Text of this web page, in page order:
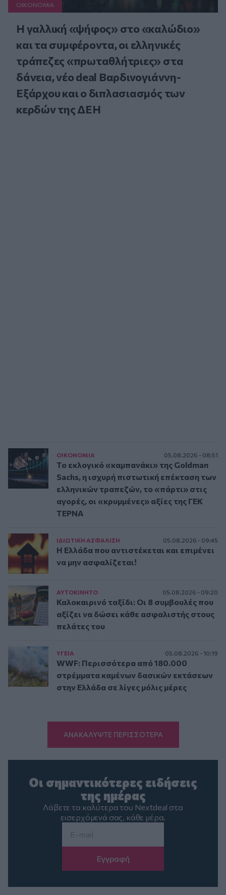
ΟΙΚΟΝΟΜΙΑ
Η γαλλική «ψήφος» στο «καλώδιο»
και τα συμφέροντα, οι ελληνικές
τράπεζες «πρωταθλήτριες» στα
δάνεια, νέο deal Βαρδινογιάννη-
Εξάρχου και ο διπλασιασμός των
κερδών της ΔΕΗ
ΟΙΚΟΝΟΜΙΑ 05.08.2026 - 08:51
Το εκλογικό «καμπανάκι» της Goldman
Sachs, η ισχυρή πιστωτική επέκταση των
ελληνικών τραπεζών, το «πάρτι» στις
αγορές, οι «κρυμμένες» αξίες της ΓΕΚ
ΤΕΡΝΑ
ΙΔΙΩΤΙΚΗ ΑΣΦAΛΙΣΗ 05.08.2026 - 09:45
Η Ελλάδα που αντιστέκεται και επιμένει
να μην ασφαλίζεται!
ΑΥΤΟΚΙΝΗΤΟ 05.08.2026 - 09:20
Καλοκαιρινό ταξίδι: Οι 8 συμβουλές που
αξίζει να δώσει κάθε ασφαλιστής στους
πελάτες του
ΥΓΕΙΑ 05.08.2026 - 10:19
WWF: Περισσότερα από 180.000
στρέμματα καμένων δασικών εκτάσεων
στην Ελλάδα σε λίγες μόλις μέρες
ΑΝΑΚΑΛΥΨΤΕ ΠΕΡΙΣΣΟΤΕΡΑ
Οι σημαντικότερες ειδήσεις
της ημέρας
Λάβετε τα καλύτερα του Nextdeal στα
εισερχόμενά σας, κάθε μέρα.